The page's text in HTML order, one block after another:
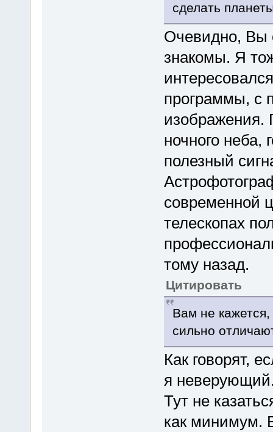
сделать
Очевидно, Вы
знакомы. Я
программы, с
изображения.
ночного неба,
полезный
современной
телескопах
тому назад.
Цитировать
Вам не
сильно
Как говорят,
я
Тут не
как минимум.